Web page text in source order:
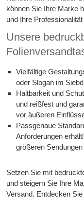
können Sie Ihre Marke
und Ihre
Unsere
Vielfältige
oder Slogan im
Haltbarkeit und
und reißfest und
vor äußeren
Passgenaue
Anforderungen
größeren Sendungen
Setzen Sie mit
und steigern Sie Ihre
Versand. Entdecken